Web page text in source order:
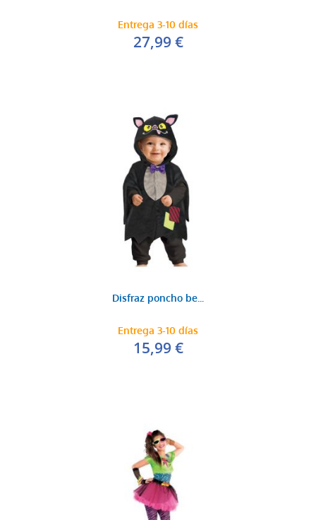
Entrega 3-10 días
27,99 €
Disfraz poncho be...
Entrega 3-10 días
15,99 €